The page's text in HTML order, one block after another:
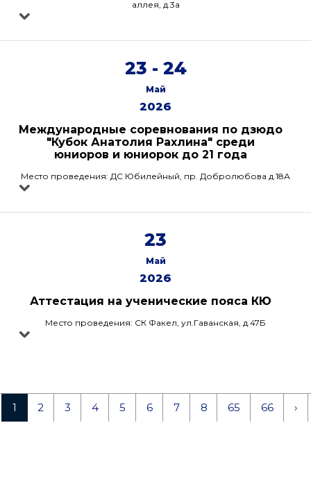
аллея, д.3а
23 - 24
Май
2026
Международные соревнования по дзюдо
"Кубок Анатолия Рахлина" среди
юниоров и юниорок до 21 года
Место проведения: ДС Юбилейный, пр. Добролюбова д.18А
23
Май
2026
Аттестация на ученические пояса КЮ
Место проведения: СК Факел, ул.Гаванская, д.47Б
1 2 3 4 5 6 7 8 65 66 ›